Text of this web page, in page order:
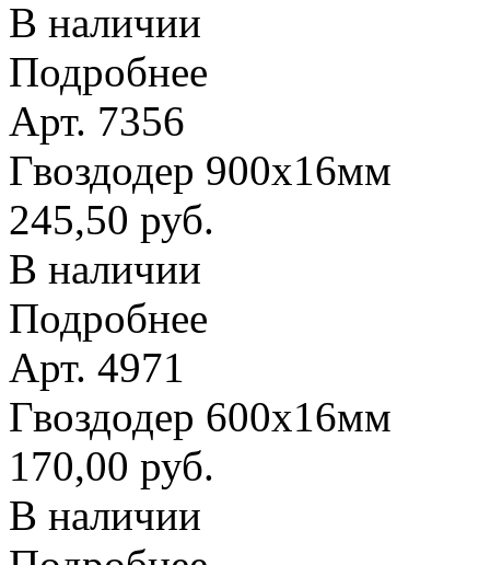
В наличии
Подробнее
Арт. 7356
Гвоздодер 900х16мм
245,50 руб.
В наличии
Подробнее
Арт. 4971
Гвоздодер 600х16мм
170,00 руб.
В наличии